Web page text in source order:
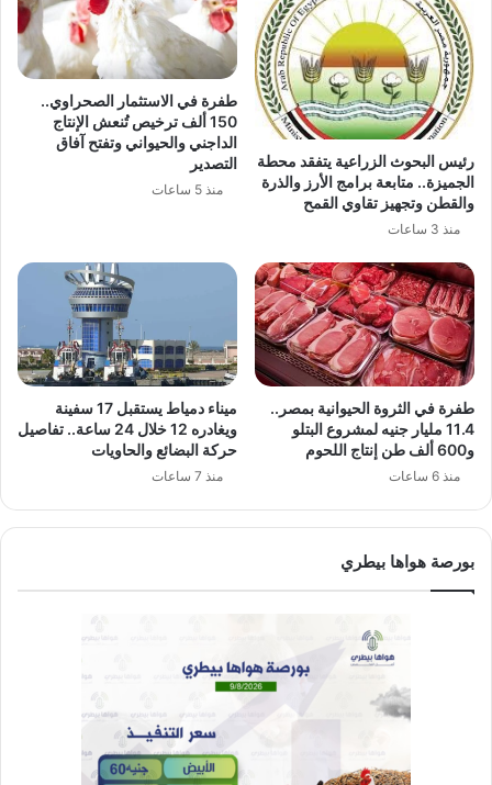
رئيس البحوث الزراعية يتفقد محطة
الجميزة.. متابعة برامج الأرز والذرة
والقطن وتجهيز تقاوي القمح
منذ 3 ساعات
طفرة في الاستثمار الصحراوي..
150 ألف ترخيص تُنعش الإنتاج
الداجني والحيواني وتفتح آفاق
التصدير
منذ 5 ساعات
طفرة في الثروة الحيوانية بمصر..
11.4 مليار جنيه لمشروع البتلو
و600 ألف طن إنتاج اللحوم
منذ 6 ساعات
ميناء دمياط يستقبل 17 سفينة
ويغادره 12 خلال 24 ساعة.. تفاصيل
حركة البضائع والحاويات
منذ 7 ساعات
بورصة هواها بيطري